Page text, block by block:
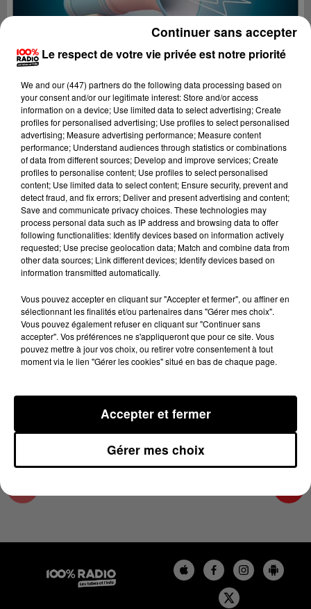
Lecture (1 min 14 sec)
100%
Les infos du Lot
16 mai 2023 - 1 min 14 sec
L'AGENDA DU GERS DU 16/05/2023 À 06H46
16/05/2023
Le respect de votre vie privée est notre priorité
We and our (447) partnersdo the following data processing based on
your consent and/or our legitimate interest: Store and/or access
information on a device; Use limited data to select advertising; Create
profiles for personalised advertising; Use profiles to select personalised
advertising; Measure advertising performance; Measure content
performance; Understand audiences through statistics or combinations
of data from different sources; Develop and improve services; Create
profiles to personalise content; Use profiles to select personalised
content; Use limited data to select content; Ensure security, prevent and
detect fraud, and fix errors; Deliver and present advertising and content;
Save and communicate privacy choices. These technologies may
process personal data such as IP address and browsing data to offer
following functionalities: Identify devices based on information actively
requested; Use precise geolocation data; Match and combine data from
other data sources; Link different devices; Identify devices based on
information transmitted automatically.
Vous pouvez accepter en cliquant sur "Accepter et fermer", ou affiner en
sélectionnant les finalités et/ou partenaires dans "Gérer mes choix".
Vous pouvez également refuser en cliquant sur "Continuer sans
accepter". Vos préférences ne s'appliqueront que pour ce site. Vous
pouvez mettre à jour vos choix, ou retirer votre consentement à tout
moment via le lien "Gérer les cookies" situé en bas de chaque page.
Gérer mes choix
Accepter et fermer
Continuer sans accepter